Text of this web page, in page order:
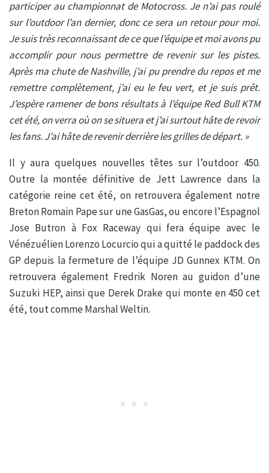
participer au championnat de Motocross. Je n’ai pas roulé
sur l’outdoor l’an dernier, donc ce sera un retour pour moi.
Je suis très reconnaissant de ce que l’équipe et moi avons pu
accomplir pour nous permettre de revenir sur les pistes.
Après ma chute de Nashville, j’ai pu prendre du repos et me
remettre complètement, j’ai eu le feu vert, et je suis prêt.
J’espère ramener de bons résultats à l’équipe Red Bull KTM
cet été, on verra où on se situera et j’ai surtout hâte de revoir
les fans. J’ai hâte de revenir derrière les grilles de départ. »
Il y aura quelques nouvelles têtes sur l’outdoor 450.
Outre la montée définitive de Jett Lawrence dans la
catégorie reine cet été, on retrouvera également notre
Breton Romain Pape sur une GasGas, ou encore l’Espagnol
Jose Butron à Fox Raceway qui fera équipe avec le
Vénézuélien Lorenzo Locurcio qui a quitté le paddock des
GP depuis la fermeture de l’équipe JD Gunnex KTM. On
retrouvera également Fredrik Noren au guidon d’une
Suzuki HEP, ainsi que Derek Drake qui monte en 450 cet
été, tout comme Marshal Weltin.